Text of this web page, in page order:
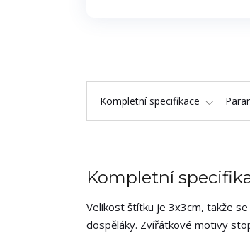
Kompletní specifikace
Kompletní
Velikost štítku je 3x3cm, takže
dospěláky. Zvířátkové motivy